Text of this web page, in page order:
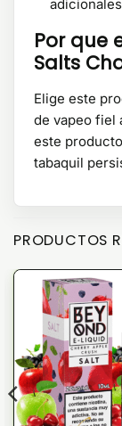
Por que
Salts
Elige este
de vapeo fiel
este
tabaquil
PRODUCTOS